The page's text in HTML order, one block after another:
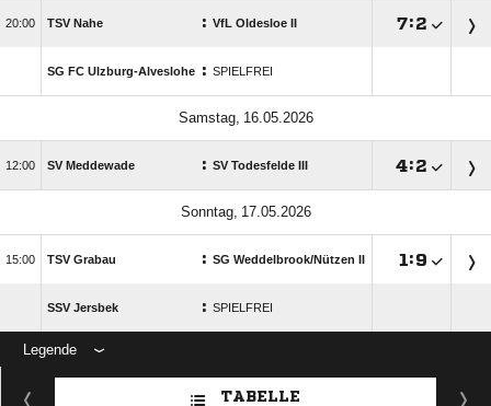
 TSV Nahe : VfL Oldesloe II :
SG FC Ulzburg-Alveslohe : SPIELFREI
 
 SV Meddewade : SV Todesfelde III :
 
 TSV Grabau : SG Weddelbrook/​Nützen II  :
SSV Jersbek : SPIELFREI
Legende
ANZEIGE
TABELLE